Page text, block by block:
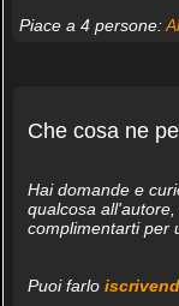
Piace a 4 persone:
Che cosa ne
Hai domande e
qualcosa
complimentarti per
Puoi farlo